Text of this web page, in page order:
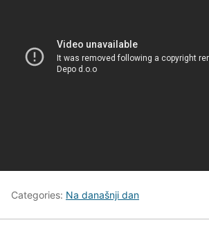
Categories: Na današnji dan